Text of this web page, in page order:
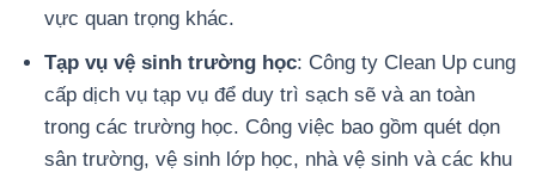
vực quan trọng khác.
Tạp vụ vệ sinh trường học: Công ty Clean Up cung
cấp dịch vụ tạp vụ để duy trì sạch sẽ và an toàn
trong các trường học. Công việc bao gồm quét dọn
sân trường, vệ sinh lớp học, nhà vệ sinh và các khu